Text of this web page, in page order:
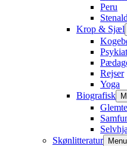
Peru
Krop & Sjæl
Rejser
Yoga
Biografisk
Skønlitteratur